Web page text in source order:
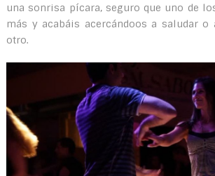
una sonrisa pícara, seguro que uno de
más y acabáis acercándoos a saludar
otro.